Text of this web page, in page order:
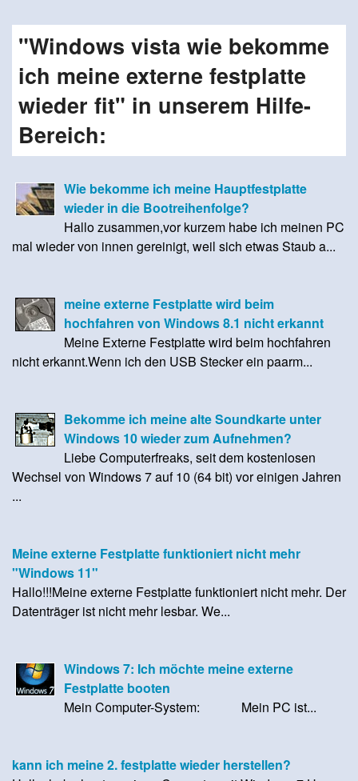
"Windows vista wie bekomme
ich meine externe festplatte
wieder fit" in unserem Hilfe-
Bereich:
Wie bekomme ich meine Hauptfestplatte
wieder in die Bootreihenfolge?
Hallo zusammen,vor kurzem habe ich meinen PC
mal wieder von innen gereinigt, weil sich etwas Staub a...
meine externe Festplatte wird beim
hochfahren von Windows 8.1 nicht erkannt
Meine Externe Festplatte wird beim hochfahren
nicht erkannt.Wenn ich den USB Stecker ein paarm...
Bekomme ich meine alte Soundkarte unter
Windows 10 wieder zum Aufnehmen?
Liebe Computerfreaks, seit dem kostenlosen
Wechsel von Windows 7 auf 10 (64 bit) vor einigen Jahren
...
Meine externe Festplatte funktioniert nicht mehr
"Windows 11"
Hallo!!!Meine externe Festplatte funktioniert nicht mehr. Der
Datenträger ist nicht mehr lesbar. We...
Windows 7: Ich möchte meine externe
Festplatte booten
Mein Computer-System: Mein PC ist...
kann ich meine 2. festplatte wieder herstellen?